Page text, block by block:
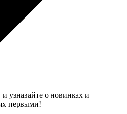
узнавайте о новинках и
первыми!